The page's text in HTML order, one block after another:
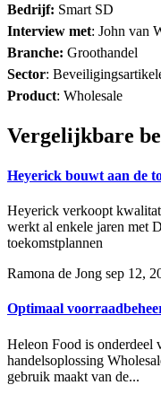
Bedrijf: Smart SD
Interview met: John van
Branche: Groothandel
Sector:
Product: Wholesale
Vergelijkbare
Heyerick bouwt aan de
Heyerick verkoopt
werkt al enkele jaren met
toekomstplannen
Ramona de Jong sep 12,
Optimaal
Heleon Food is onderdeel
handelsoplossing
gebruik maakt van de...